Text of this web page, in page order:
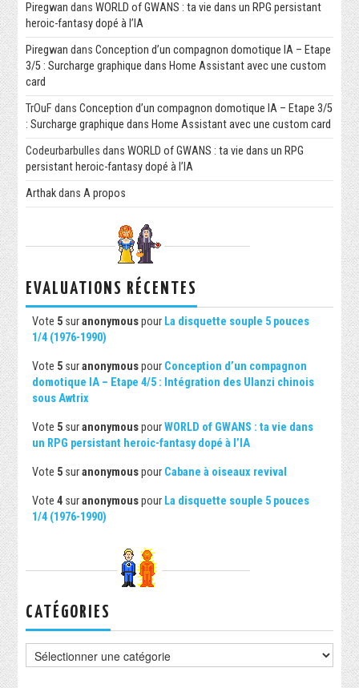
Piregwan dansWORLD of GWANS : ta vie dans un RPG persistant
heroic-fantasy dopé à l’IA
Piregwan dansConception d’un compagnon domotique IA – Etape
3/5 : Surcharge graphique dans Home Assistant avec une custom
card
TrOuF dansConception d’un compagnon domotique IA – Etape 3/5
: Surcharge graphique dans Home Assistant avec une custom card
Codeurbarbulles dansWORLD of GWANS : ta vie dans un RPG
persistant heroic-fantasy dopé à l’IA
ArthakdansA propos
EVALUATIONS RÉCENTES
Vote 5 suranonymous pour La disquette souple 5 pouces
1/4 (1976-1990)
Vote 5 suranonymous pour Conception d’un compagnon
domotique IA – Etape 4/5 : Intégration des Ulanzi chinois
sous Awtrix
Vote 5 suranonymous pour WORLD of GWANS : ta vie dans
un RPG persistant heroic-fantasy dopé à l’IA
Vote 5 suranonymous pour Cabane à oiseaux revival
Vote4 suranonymous pour La disquette souple 5 pouces
1/4 (1976-1990)
CATÉGORIES